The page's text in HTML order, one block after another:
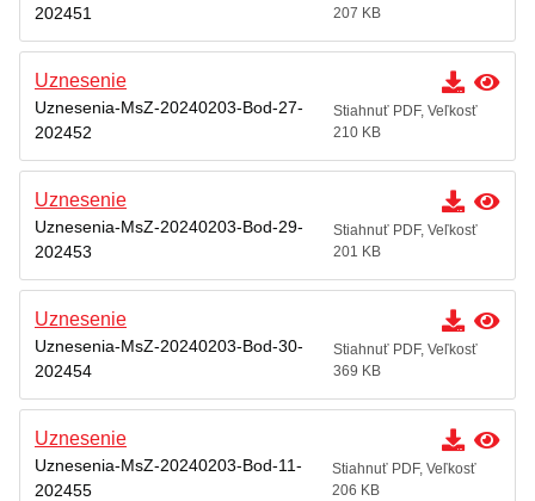
202451 207 KB
Uznesenie
Uznesenia-MsZ-20240203-Bod-27-
202452
Stiahnuť PDF, Veľkosť
210 KB
Uznesenie
Uznesenia-MsZ-20240203-Bod-29-
202453
Stiahnuť PDF, Veľkosť
201 KB
Uznesenie
Uznesenia-MsZ-20240203-Bod-30-
202454
Stiahnuť PDF, Veľkosť
369 KB
Uznesenie
Uznesenia-MsZ-20240203-Bod-11-
202455
Stiahnuť PDF, Veľkosť
206 KB